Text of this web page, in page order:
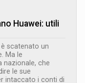
Huawei: utili
scatenato un
Ma le
nazionale, che
le sue
intaccato i conti di